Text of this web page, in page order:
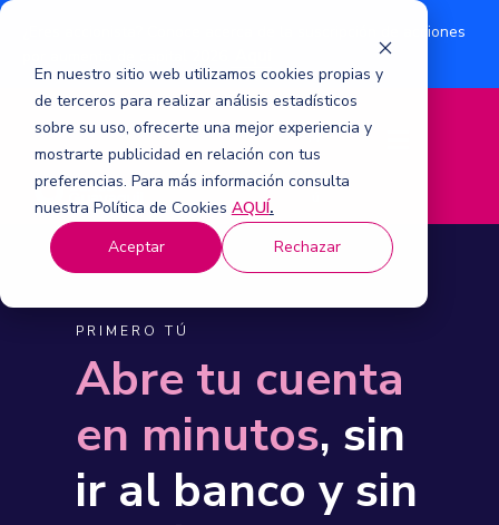
En nuestro sitio web utilizamos cookies propias y
de terceros para realizar análisis estadísticos
sobre su uso, ofrecerte una mejor experiencia y
mostrarte publicidad en relación con tus
preferencias. Para más información consulta
nuestra Política de Cookies AQUÍ.
Aceptar
Rechazar
¿Eres accionista? Conoce acerca de la suscripción de acciones
M
e
n
PRIMERO TÚ
Abre tu cuenta
en minutos, sin
ir al banco y sin